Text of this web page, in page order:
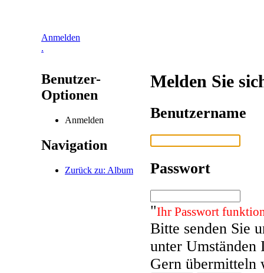
Anmelden
.
Benutzer-
Optionen
Anmelden
Navigation
Zurück zu: Album
Melden Sie
Benutzername
Passwort
"Ihr Passwort
Bitte senden Sie
unter Umständen
Gern übermitteln